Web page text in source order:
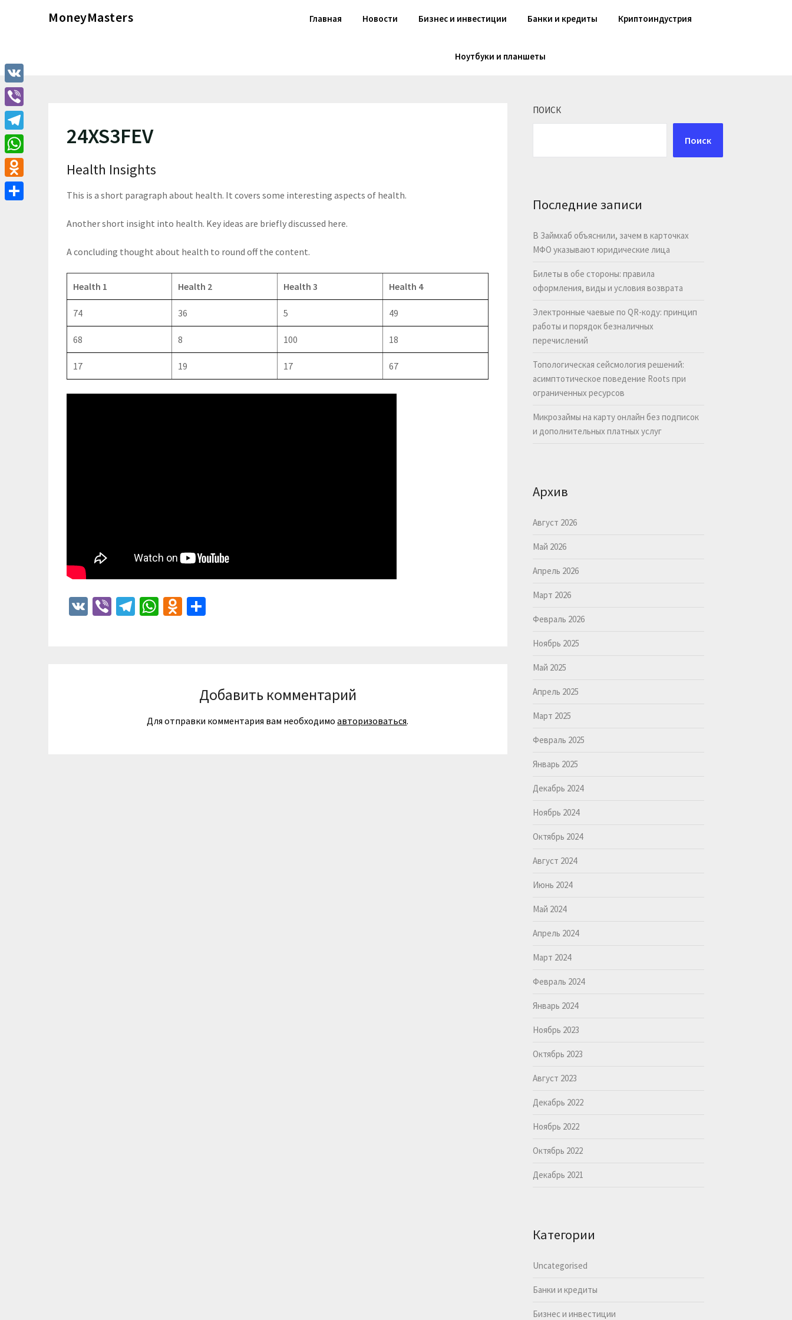
MoneyMasters Главная Новости Бизнес и инвестиции Банки и кредиты Криптоиндустрия
Ноутбуки и планшеты
24XS3FEV
Health Insights
This is a short paragraph about health. It covers some interesting aspects of health.
Another short insight into health. Key ideas are briefly discussed here.
A concluding thought about health to round off the content.
Health 1 Health 2 Health 3 Health 4
74 36 5 49
68 8 100 18
17 19 17 67
VK ViberTelegram
WhatsApp
Odnoklassniki
Добавить комментарий
Для отправки комментария вам необходимоавторизоваться.
ПОИСК
Поиск
Последние записи
В Займхаб объяснили, зачем в карточках
МФО указывают юридические лица
Билеты в обе стороны: правила
оформления, виды и условия возврата
Электронные чаевые по QR-коду: принцип
работы и порядок безналичных
перечислений
Топологическая сейсмология решений:
асимптотическое поведение Roots при
ограниченных ресурсов
Микрозаймы на карту онлайн без подписок
и дополнительных платных услуг
Архив
Август 2026
Май 2026
Апрель 2026
Март 2026
Февраль 2026
Ноябрь 2025
Май 2025
Апрель 2025
Март 2025
Февраль 2025
Январь 2025
Декабрь 2024
Ноябрь 2024
Октябрь 2024
Август 2024
Июнь 2024
Май 2024
Апрель 2024
Март 2024
Февраль 2024
Январь 2024
Ноябрь 2023
Октябрь 2023
Август 2023
Декабрь 2022
Ноябрь 2022
Октябрь 2022
Декабрь 2021
Категории
Uncategorised
Банки и кредиты
Бизнес и инвестиции
VK
Viber
Telegram
WhatsApp
Odnoklassniki